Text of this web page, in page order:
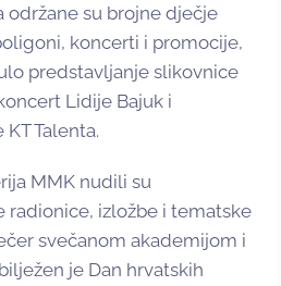
održane su brojne dječje
koncerti i promocije,
predstavljanje slikovnice
Lidije Bajuk i
Talenta.
MMK nudili su
radionice, izložbe i tematske
svečanom akademijom i
je Dan hrvatskih